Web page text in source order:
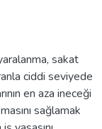
sakat
ciddi seviyede
en aza ineceği
sağlamak